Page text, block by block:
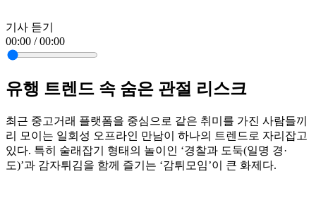
기사 듣기
00:00 / 00:00
유행 트렌드 속 숨은 관절 리스크
최근 중고거래 플랫폼을 중심으로 같은 취미를 가진 사람들끼
리 모이는 일회성 오프라인 만남이 하나의 트렌드로 자리잡고
있다. 특히 술래잡기 형태의 놀이인 ‘경찰과 도둑(일명 경·
도)’과 감자튀김을 함께 즐기는 ‘감튀모임’이 큰 화제다.